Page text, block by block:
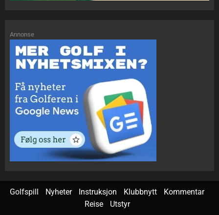
Annonse
Golfspill Nyheter Instruksjon Klubbnytt
Kommentar
Reise
Utstyr